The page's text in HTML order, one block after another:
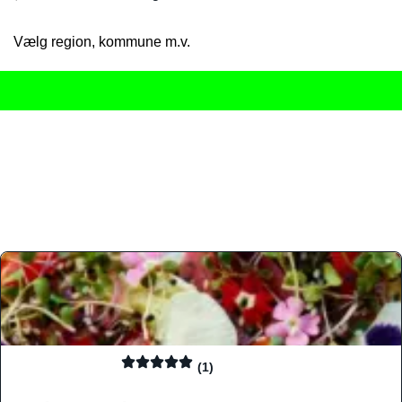
Vælg region, kommune m.v.
(1)